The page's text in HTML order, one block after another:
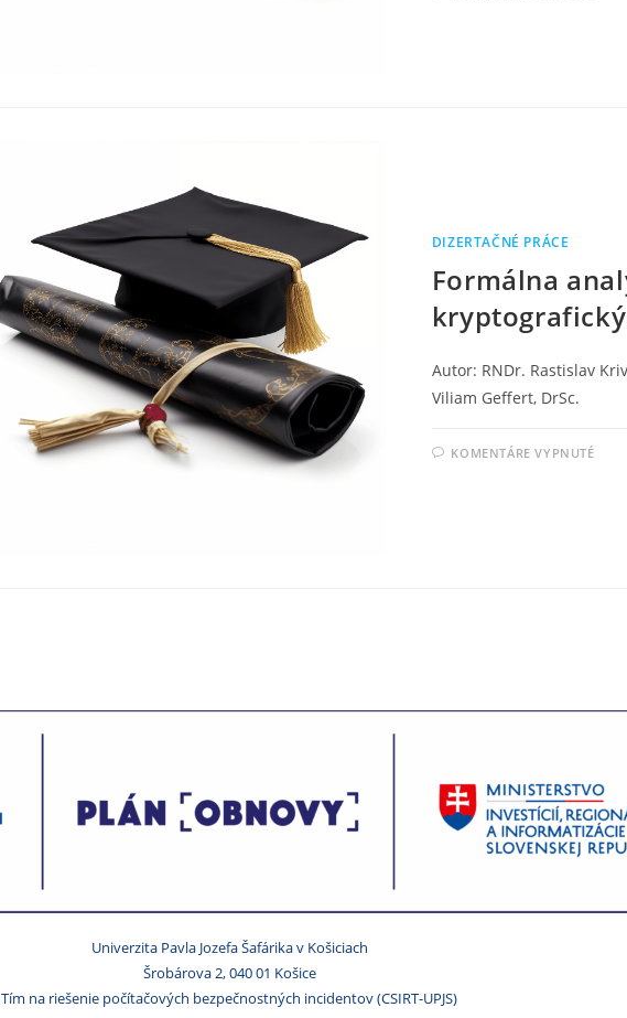
DIZERTAČNÉ PRÁCE
Formálna
Autor: RNDr. Rastislav
Viliam Geffert, DrSc.
KOMENTÁRE VYPNUTÉ
Univerzita Pavla Jozefa Šafárika v Košiciach
Šrobárova 2, 040 01 Košice
Tím na riešenie počítačových bezpečnostných incidentov (CSIRT-UPJS)